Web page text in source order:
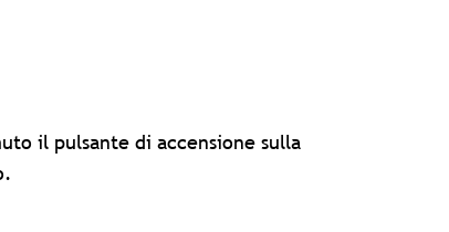
il pulsante di accensione sulla